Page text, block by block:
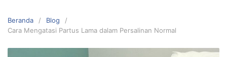
Beranda
Blog
Cara Mengatasi Partus Lama dalam Persalinan Normal